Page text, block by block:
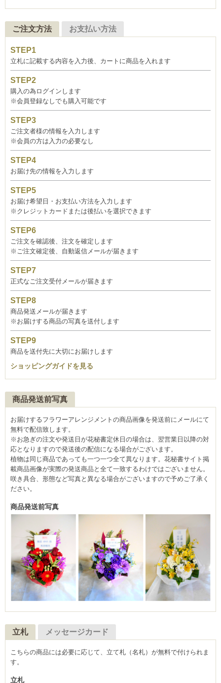
ご注文方法 お支払い方法
立札に記載する内容を入力後、カートに商品を入れます
購入の為ログインします
※会員登録なしでも購入可能です
ご注文者様の情報を入力します
※会員の方は入力の必要なし
お届け先の情報を入力します
お届け希望日・お支払い方法を入力します
※クレジットカードまたは後払いを選択できます
ご注文を確認後、注文を確定します
※ご注文確定後、自動返信メールが届きます
正式なご注文受付メールが届きます
商品発送メールが届きます
※お届けする商品の写真を送付します
商品を送付先に大切にお届けします
ショッピングガイドを見る
商品発送前写真
お届けするフラワーアレンジメントの商品画像を発送前にメールにて
無料で配信致します。
※お急ぎの注文や発送日が花秘書定休日の場合は、翌営業日以降の対
応となりますので発送後の配信になる場合がございます。
植物は同じ商品であっても一つ一つ全て異なります。花秘書サイト掲
載商品画像が実際の発送商品と全て一致するわけではございません。
咲き具合、形態など写真と異なる場合がございますので予めご了承く
ださい。
商品発送前写真
立札 メッセージカード
こちらの商品には必要に応じて、立て札（名札）が無料で付けられま
す。
立札